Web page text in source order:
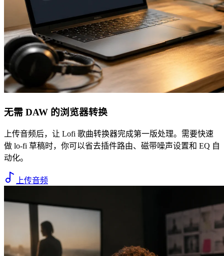
无需 DAW 的浏览器转换
上传音频后，让 Lofi 歌曲转换器完成第一版处理。需要快速
做 lo-fi 草稿时，你可以省去插件路由、磁带噪声设置和 EQ 自
动化。
上传音频